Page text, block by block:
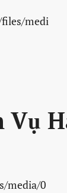
medi
media/0